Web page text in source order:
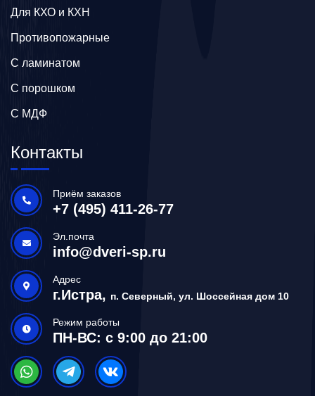
Для КХО и КХН
Противопожарные
С ламинатом
С порошком
С МДФ
Контакты
Приём заказов
+7 (495) 411-26-77
Эл.почта
info@dveri-sp.ru
Адрес
г.Истра, п. Северный, ул. Шоссейная дом 10
Режим работы
ПН-ВС: с 9:00 до 21:00